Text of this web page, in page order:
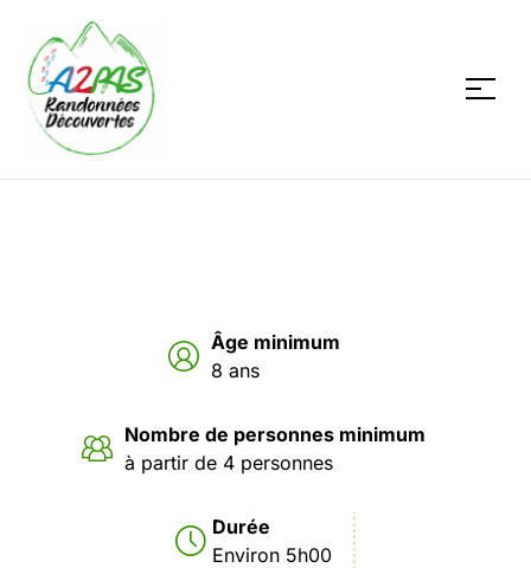
A2PAS
Âge minimum
8 ans
Nombre de personnes minimum
à partir de 4 personnes
Durée
Environ 5h00